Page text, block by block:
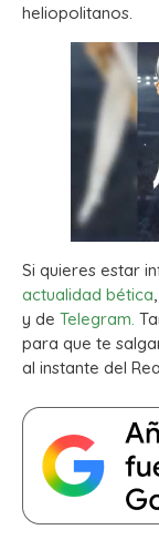
heliopolitanos.
Si quieres estar
actualidad bética
y de Telegram.
para que te
al instante del